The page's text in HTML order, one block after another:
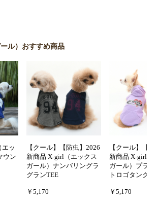
ル）おすすめ商品
ッ
ウン
【クール】【防虫】2026
新商品 X-girl（エックス
ガール）ナンバリングラ
グランTEE
￥5,170
【クール】【
新商品 X-girl（
ガール）プラ
トロゴタンク
￥5,170